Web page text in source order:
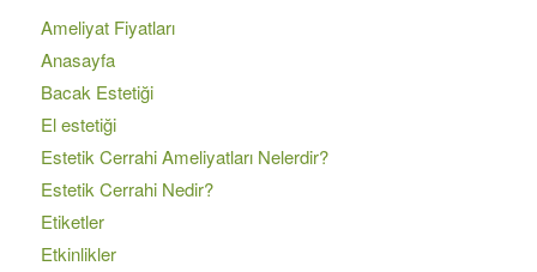
Ameliyat Fiyatları
Anasayfa
Bacak Estetiği
El estetiği
Estetik Cerrahi Ameliyatları Nelerdir?
Estetik Cerrahi Nedir?
Etiketler
Etkinlikler